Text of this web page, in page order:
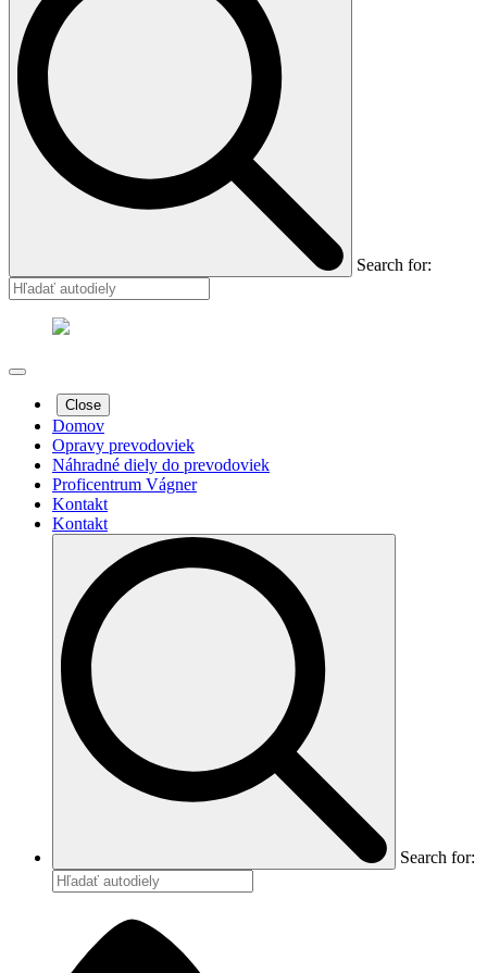
Search for:
Close
Domov
Opravy prevodoviek
Náhradné diely do prevodoviek
Proficentrum Vágner
Kontakt
Kontakt
Search for: